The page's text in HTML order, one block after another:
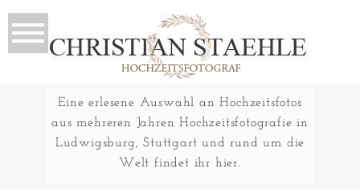
Eine erlesene Auswahl an Hochzeitsfotos
aus mehreren Jahren Hochzeitsfotografie in
Ludwigsburg, Stuttgart und rund um die
Welt findet ihr hier.